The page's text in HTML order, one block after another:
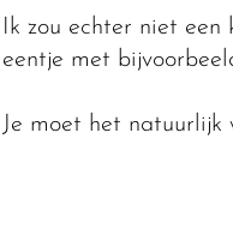
Ik zou echter niet een
eentje met
Je moet het natuurlijk